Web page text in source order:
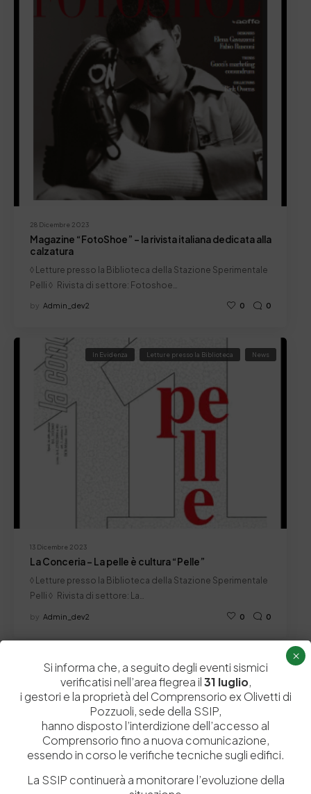
28 Dicembre 2023
Magazine “FotoShoe” – la rivista italiana dedicata alla
calzatura
◊ Letture presso la Biblioteca della Stazione Sperimentale
Pelli ◊ Rivista di settore: Fotoshoe…
by Admin_dev2 0 0
13 Dicembre 2023
In Evidenza Letture presso la Biblioteca News
La Conceria – La pelle è cultura “Pelle”
◊ Letture presso la Biblioteca della Stazione Sperimentale
Pelli ◊ Rivista di settore: La…
by Admin_dev2 0 0
In Evidenza Letture presso la Biblioteca News
Si informa che, a seguito degli eventi sismici
verificatisi nell’area flegrea il31 luglio,
i gestori e la proprietà del Comprensorio ex Olivetti di
Pozzuoli, sede della SSIP,
hanno disposto l’interdizione dell’accesso al
Comprensorio fino a nuova comunicazione,
essendo in corso le verifiche tecniche sugli edifici.
La SSIP continuerà a monitorare l’evoluzione della
×